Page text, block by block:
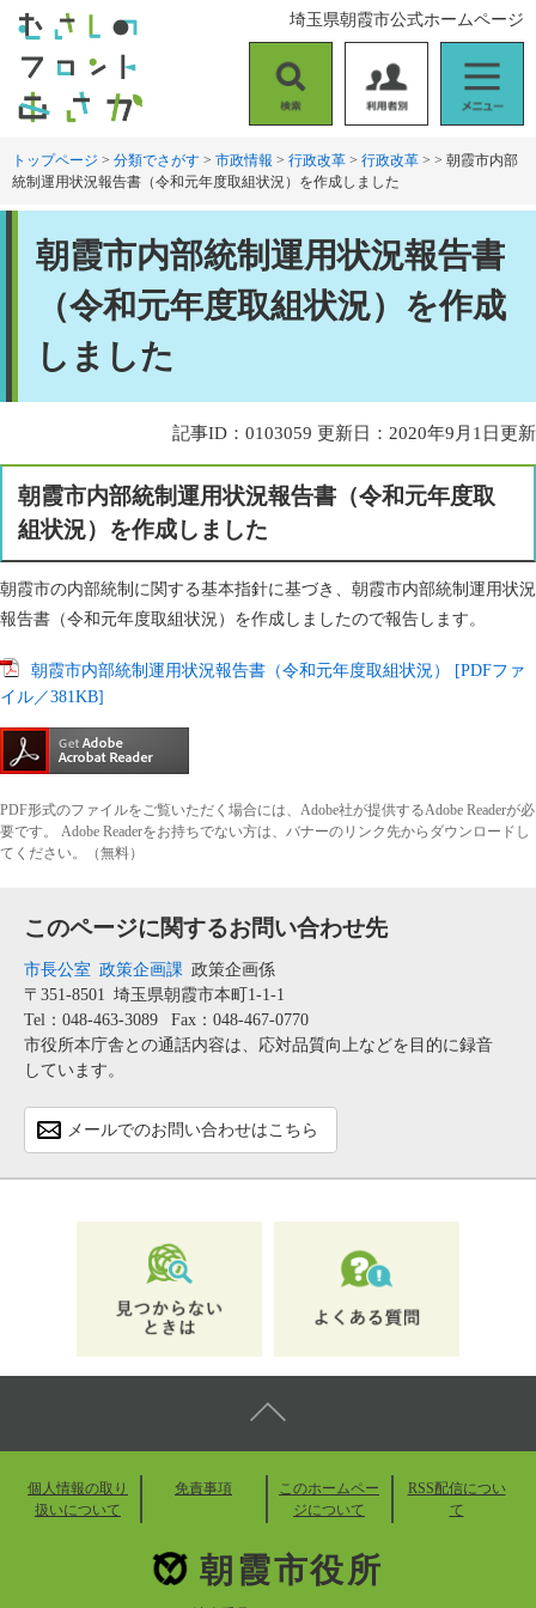
す
。
し
て
索
用
者
別
ニ
ュ
埼玉県朝霞市公式ホームページ
トップページ > 分類でさがす > 市政情報 > 行政改革 > 行政改革 > > 朝霞市内部
統制運用状況報告書（令和元年度取組状況）を作成しました
朝霞市内部統制運用状況報告書
（令和元年度取組状況）を作成
しました
記事ID：0103059 更新日：2020年9月1日更新
朝霞市内部統制運用状況報告書（令和元年度取
組状況）を作成しました
朝霞市の内部統制に関する基本指針に基づき、朝霞市内部統制運用状況
報告書（令和元年度取組状況）を作成しましたので報告します。
朝霞市内部統制運用状況報告書（令和元年度取組状況） [PDFファ
イル／381KB]
PDF形式のファイルをご覧いただく場合には、Adobe社が提供するAdobe Readerが必
要です。
Adobe Readerをお持ちでない方は、バナーのリンク先からダウンロードし
てください。（無料）
このページに関するお問い合わせ先
市長公室 政策企画課 政策企画係
〒351-8501 埼玉県朝霞市本町1-1-1
Tel：048-463-3089
Fax：048-467-0770
市役所本庁舎との通話内容は、応対品質向上などを目的に録音
しています。
メールでのお問い合わせはこちら
個人情報の取り
扱いについて
免責事項
このホームペー
ジについて
RSS配信につい
て
朝霞市役所